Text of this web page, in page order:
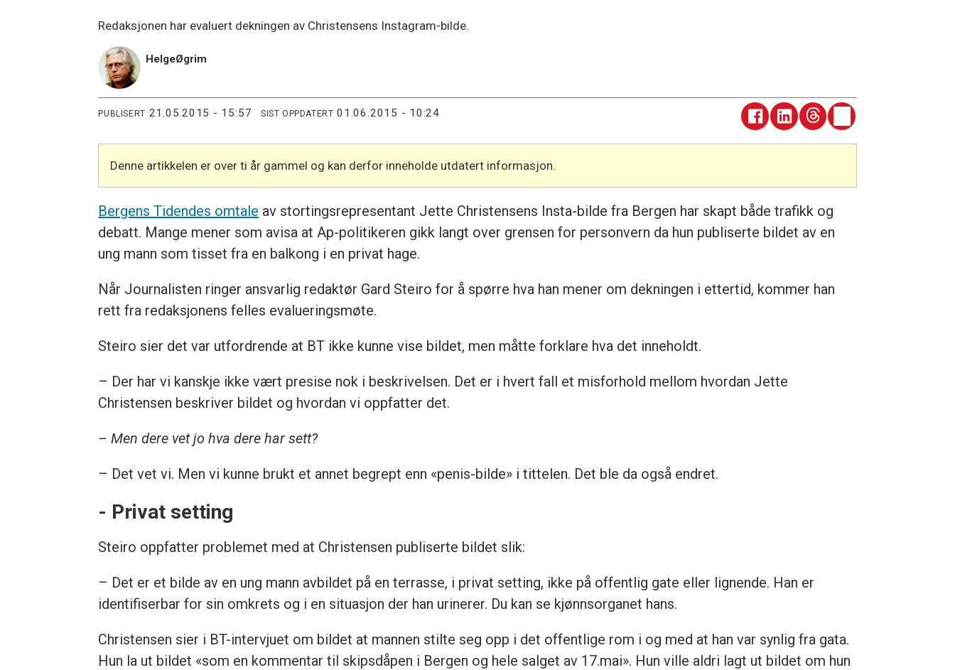
Redaksjonen har evaluert dekningen av Christensens Instagram-bilde.
HelgeØgrim
PUBLISERT 21.05.2015 - 15:57 SIST OPPDATERT 01.06.2015 - 10:24
Denne artikkelen er over ti år gammel og kan derfor inneholde utdatert informasjon.
Bergens Tidendes omtale av stortingsrepresentant Jette Christensens Insta-bilde fra Bergen har skapt både trafikk og
debatt. Mange mener som avisa at Ap-politikeren gikk langt over grensen for personvern da hun publiserte bildet av en
ung mann som tisset fra en balkong i en privat hage.
Når Journalisten ringer ansvarlig redaktør Gard Steiro for å spørre hva han mener om dekningen i ettertid, kommer han
rett fra redaksjonens felles evalueringsmøte.
Steiro sier det var utfordrende at BT ikke kunne vise bildet, men måtte forklare hva det inneholdt.
– Der har vi kanskje ikke vært presise nok i beskrivelsen. Det er i hvert fall et misforhold mellom hvordan Jette
Christensen beskriver bildet og hvordan vi oppfatter det.
– Men dere vet jo hva dere har sett?
– Det vet vi. Men vi kunne brukt et annet begrept enn «penis-bilde» i tittelen. Det ble da også endret.
- Privat setting
Steiro oppfatter problemet med at Christensen publiserte bildet slik:
– Det er et bilde av en ung mann avbildet på en terrasse, i privat setting, ikke på offentlig gate eller lignende. Han er
identifiserbar for sin omkrets og i en situasjon der han urinerer. Du kan se kjønnsorganet hans.
Christensen sier i BT-intervjuet om bildet at mannen stilte seg opp i det offentlige rom i og med at han var synlig fra gata.
Hun la ut bildet «som en kommentar til skipsdåpen i Bergen og hele salget av 17.mai». Hun ville aldri lagt ut bildet om hun